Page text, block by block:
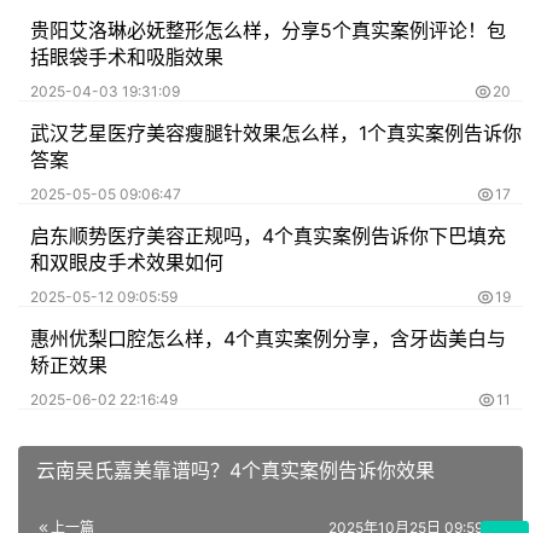
贵阳艾洛琳必妩整形怎么样，分享5个真实案例评论！包
括眼袋手术和吸脂效果
2025-04-03 19:31:09 20
武汉艺星医疗美容瘦腿针效果怎么样，1个真实案例告诉你
答案
2025-05-05 09:06:47 17
启东顺势医疗美容正规吗，4个真实案例告诉你下巴填充
和双眼皮手术效果如何
2025-05-12 09:05:59 19
惠州优梨口腔怎么样，4个真实案例分享，含牙齿美白与
矫正效果
2025-06-02 22:16:49 11
云南吴氏嘉美靠谱吗？4个真实案例告诉你效果
上一篇 2025年10月25日 09:59:20